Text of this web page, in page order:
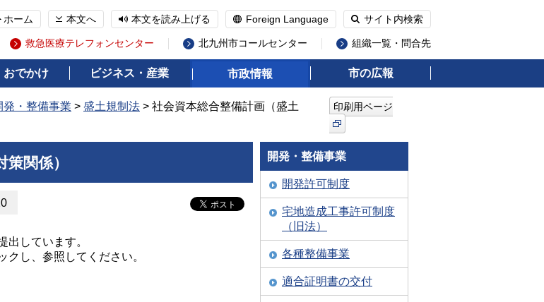
ホーム 本文へ 本文を読み上げる Foreign Language サイト内検索
救急医療テレフォンセンター 北九州市コールセンター 組織一覧・問合先
おでかけ ビジネス・産業 市政情報 市の広報
発・整備事業 > 盛土規制法 > 社会資本総合整備計画（盛土
印刷用ページ
関係）
出しています。
し、参照してください。
開発・整備事業
開発許可制度
宅地造成工事許可制度
（旧法）
各種整備事業
適合証明書の交付